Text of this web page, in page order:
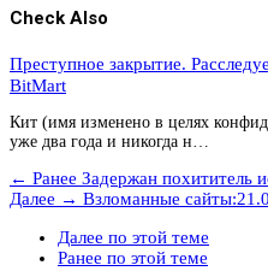
Check Also
Преступное закрытие.
BitMart
Кит (имя изменено в целях
уже два года и никогда н…
← Ранее Задержан похититель
Далее → Взломанные
Далее по этой теме
Ранее по этой теме